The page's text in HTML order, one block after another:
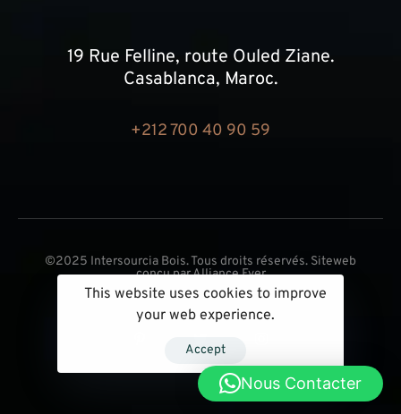
19 Rue Felline, route Ouled Ziane.
Casablanca, Maroc.
+212 700 40 90 59
©2025 Intersourcia Bois. Tous droits réservés. Siteweb
conçu parAlliance Ever
Nous Contacter
This website uses cookies to improve
your web experience.
Accept